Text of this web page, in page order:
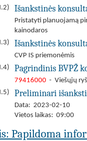
Išankstinės
Pristatyti planuojamą
kainodaros
Išankstinės
CVP IS priemonėmis
Pagrindinis BVPŽ
79416000 - Viešųjų
Preliminari
Data: 2023-02-10
Vietos laikas: 09:00
Papildoma